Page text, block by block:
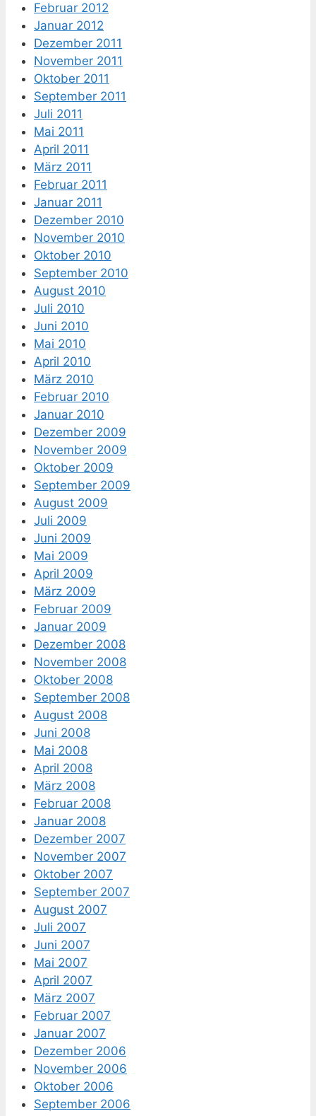
Februar 2012
Januar 2012
Dezember 2011
November 2011
Oktober 2011
September 2011
Juli 2011
Mai 2011
April 2011
März 2011
Februar 2011
Januar 2011
Dezember 2010
November 2010
Oktober 2010
September 2010
August 2010
Juli 2010
Juni 2010
Mai 2010
April 2010
März 2010
Februar 2010
Januar 2010
Dezember 2009
November 2009
Oktober 2009
September 2009
August 2009
Juli 2009
Juni 2009
Mai 2009
April 2009
März 2009
Februar 2009
Januar 2009
Dezember 2008
November 2008
Oktober 2008
September 2008
August 2008
Juni 2008
Mai 2008
April 2008
März 2008
Februar 2008
Januar 2008
Dezember 2007
November 2007
Oktober 2007
September 2007
August 2007
Juli 2007
Juni 2007
Mai 2007
April 2007
März 2007
Februar 2007
Januar 2007
Dezember 2006
November 2006
Oktober 2006
September 2006